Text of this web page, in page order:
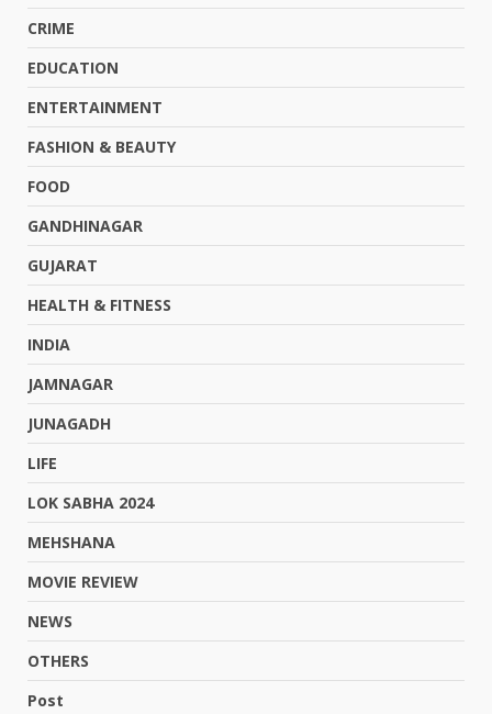
CRIME
EDUCATION
ENTERTAINMENT
FASHION & BEAUTY
FOOD
GANDHINAGAR
GUJARAT
HEALTH & FITNESS
INDIA
JAMNAGAR
JUNAGADH
LIFE
LOK SABHA 2024
MEHSHANA
MOVIE REVIEW
NEWS
OTHERS
Post